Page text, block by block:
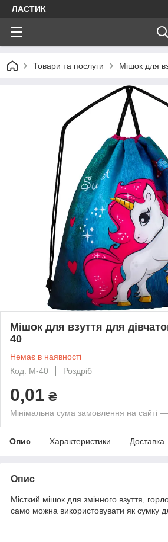
ЛАСТИК
Товари та послуги Мішок для
Мішок для взуття для
40
Немає в наявності
Код: M-40
Роздріб
0,01 ₴
Мінімальна сума замовлення на сайті
Опис Характеристики Доставка
Опис
Місткий мішок для змінного взуття,
само можна використовувати як сумку